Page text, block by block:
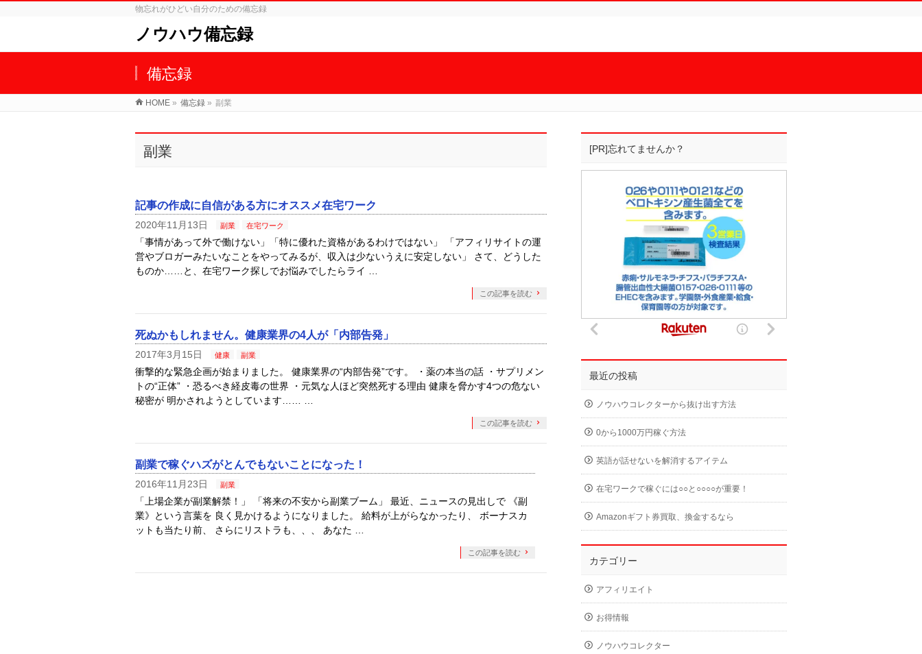
物忘れがひどい自分のための備忘録
ノウハウ備忘録
備忘録
HOME » 備忘録 » 副業
副業
記事の作成に自信がある方にオススメ在宅ワーク
2020年11月13日 副業 在宅ワーク
「事情があって外で働けない」「特に優れた資格があるわけではない」 「アフィリサイトの運
営やブロガーみたいなことをやってみるが、収入は少ないうえに安定しない」 さて、どうした
ものか……と、在宅ワーク探しでお悩みでしたらライ …
この記事を読む
死ぬかもしれません。健康業界の4人が「内部告発」
2017年3月15日 健康 副業
衝撃的な緊急企画が始まりました。 健康業界の“内部告発”です。 ・薬の本当の話 ・サプリメン
トの“正体” ・恐るべき経皮毒の世界 ・元気な人ほど突然死する理由 健康を脅かす4つの危ない
秘密が 明かされようとしています…… …
この記事を読む
副業で稼ぐハズがとんでもないことになった！
2016年11月23日 副業
「上場企業が副業解禁！」 「将来の不安から副業ブーム」 最近、ニュースの見出しで 《副
業》という言葉を 良く見かけるようになりました。 給料が上がらなかったり、 ボーナスカ
ットも当たり前、 さらにリストラも、、、 あなた …
この記事を読む
[PR]忘れてませんか？
最近の投稿
ノウハウコレクターから抜け出す方法
0から1000万円稼ぐ方法
英語が話せないを解消するアイテム
在宅ワークで稼ぐには○○と○○○○が重要！
Amazonギフト券買取、換金するなら
カテゴリー
アフィリエイト
お得情報
ノウハウコレクター